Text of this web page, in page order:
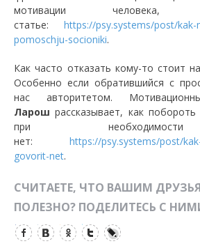
мотивации
статье: https://psy.systems/post/
pomoschju-socioniki.
Как часто отказать кому-то стоит
Особенно если обратившийся с
нас авторитетом.
Ларош рассказывает, как
при
нет: https://psy.systems/post/
govorit-net.
СЧИТАЕТЕ, ЧТО ВАШИМ
ПОЛЕЗНО? ПОДЕЛИТЕСЬ С